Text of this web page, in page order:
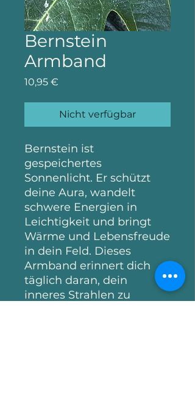
Bernstein
Armband
10,95 €
Nicht verfügbar
Bernstein ist
gespeichertes
Sonnenlicht. Er schützt
deine Aura, wandelt
schwere Energien in
Leichtigkeit und bringt
Wärme und Lebensfreude
in dein Feld. Dieses
Armband erinnert dich
täglich daran, dein
inneres Strahlen zu